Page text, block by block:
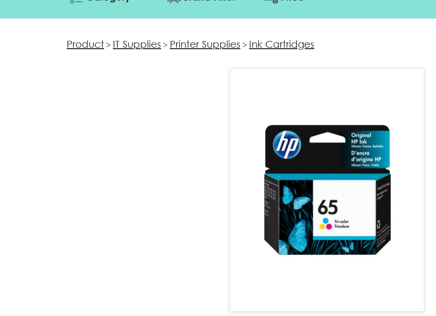
Product > IT Supplies > Printer Supplies > Ink Cartridges